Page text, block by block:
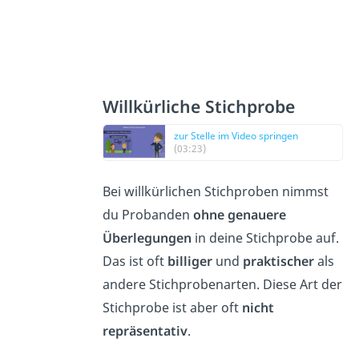
Willkürliche Stichprobe
zur Stelle im Video springen
(03:23)
Bei willkürlichen Stichproben nimmst
du Probanden ohne genauere
Überlegungen in deine Stichprobe auf.
Das ist oft billigerund praktischerals
andere Stichprobenarten. Diese Art der
Stichprobe ist aber oft nicht
repräsentativ.